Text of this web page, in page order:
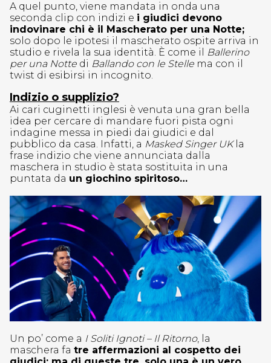
A quel punto, viene mandata in onda una
seconda clip con indizi e i giudici devono
indovinare chi è il Mascherato per una Notte;
solo dopo le ipotesi il mascherato ospite arriva in
studio e rivela la sua identità. È come il
Ballerino
per una Notte di Ballando con le Stelle ma con il
twist di esibirsi in incognito.
Indizio o supplizio?
Ai cari cuginetti inglesi è venuta una gran bella
idea per cercare di mandare fuori pista ogni
indagine messa in piedi dai giudici e dal
pubblico da casa. Infatti, a Masked Singer UKla
frase indizio che viene annunciata dalla
maschera in studio è stata sostituita in una
puntata da un giochino spiritoso…
Un po’ come a I Soliti Ignoti – Il Ritorno, la
maschera fa tre affermazioni al cospetto dei